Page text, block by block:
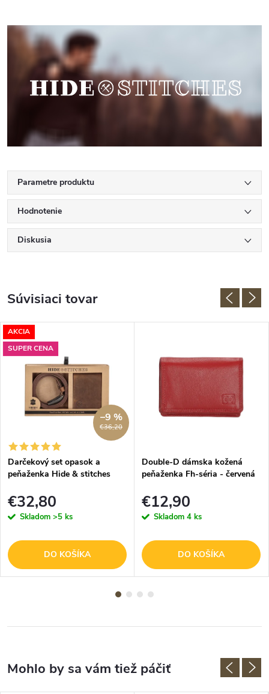
Parametre produktu
Hodnotenie
Diskusia
Súvisiaci tovar
AKCIA
SUPER CENA
€36,20
–9 %
Darčekový set opasok a
peňaženka Hide & stitches
€32,80
Skladom >5 ks
DO KOŠÍKA
Double-D dámska kožená
peňaženka Fh-séria - červená
€12,90
Skladom 4 ks
DO KOŠÍKA